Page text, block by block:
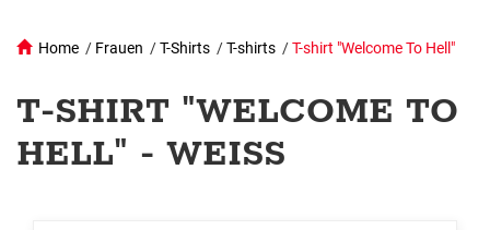
Home / Frauen /T-Shirts /T-shirts /T-shirt "Welcome To Hell"
T-SHIRT "WELCOME TO
HELL" - WEISS